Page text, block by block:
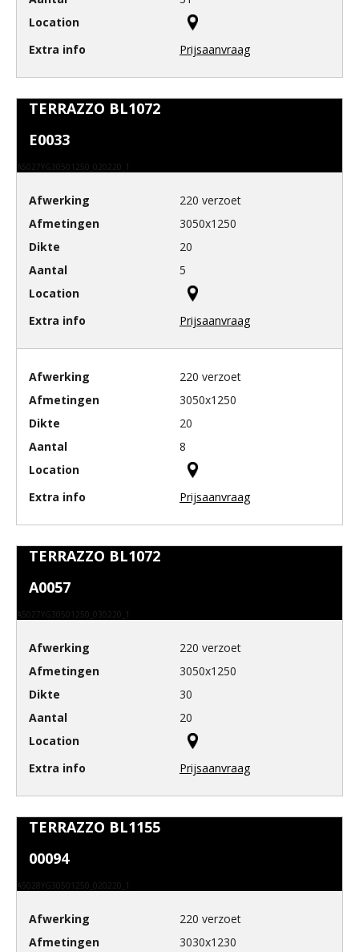
Prijsaanvraag
TERRAZZO BL1072
E0033
A5027YG30501250_020220_1
220 verzoet
3050x1250
20
5
Prijsaanvraag
220 verzoet
3050x1250
20
8
Prijsaanvraag
TERRAZZO BL1072
A0057
A5027YG30501250_030220_1
220 verzoet
3050x1250
30
20
Prijsaanvraag
TERRAZZO BL1155
00094
A5028YG30501250_020220_1
220 verzoet
3030x1230